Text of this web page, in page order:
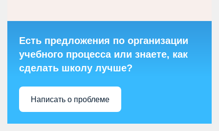
Есть предложения по организации
учебного процесса или знаете, как
сделать школу лучше?
Написать о проблеме